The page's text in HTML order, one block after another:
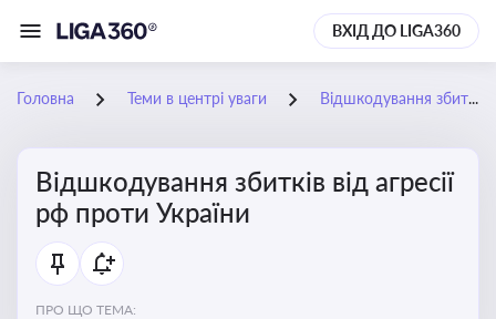
ВХІД ДО LIGA360
Головна Теми в центрі уваги Відшкодування збитків від агресії рф проти України
Відшкодування збитків від агресії
рф проти України
ПРО ЩО ТЕМА: